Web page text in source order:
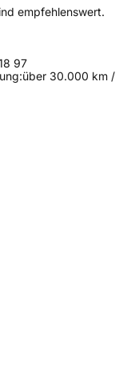
empfehlenswert.
97
über 30.000 km /